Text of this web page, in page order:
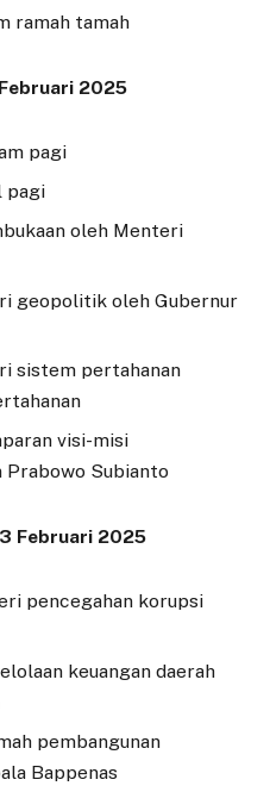
ramah tamah
2025
pagi
pagi
oleh Menteri
geopolitik oleh Gubernur
sistem pertahanan
visi-misi
Subianto
Februari 2025
pencegahan korupsi
keuangan daerah
pembangunan
Bappenas